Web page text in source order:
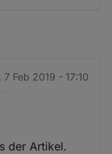
7 Feb 2019 - 17:10
der Artikel.